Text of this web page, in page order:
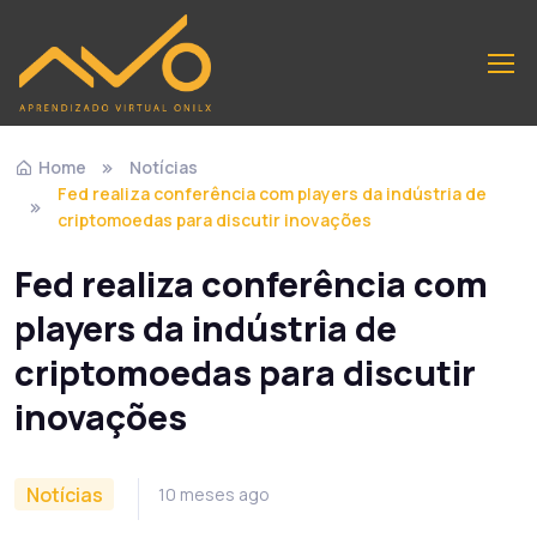
Home
Notícias
Fed realiza conferência com players da indústria de
criptomoedas para discutir inovações
Fed realiza conferência com
players da indústria de
criptomoedas para discutir
inovações
Notícias 10 meses ago